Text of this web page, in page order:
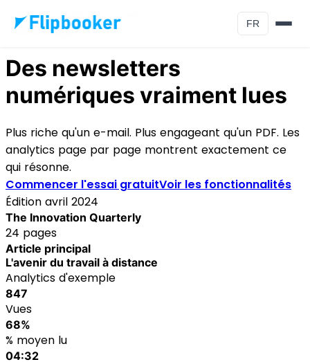
Aller au contenu principal
FR
Cas d'usage
Des newsletters
numériques vraiment lues
Plus riche qu'un e-mail. Plus engageant qu'un PDF. Les
analytics page par page montrent exactement ce
qui résonne.
Commencer l'essai gratuitVoir les fonctionnalités
Édition avril 2024
The Innovation Quarterly
24 pages
Article principal
L'avenir du travail à distance
Analytics d'exemple
847
Vues
68%
% moyen lu
04:32